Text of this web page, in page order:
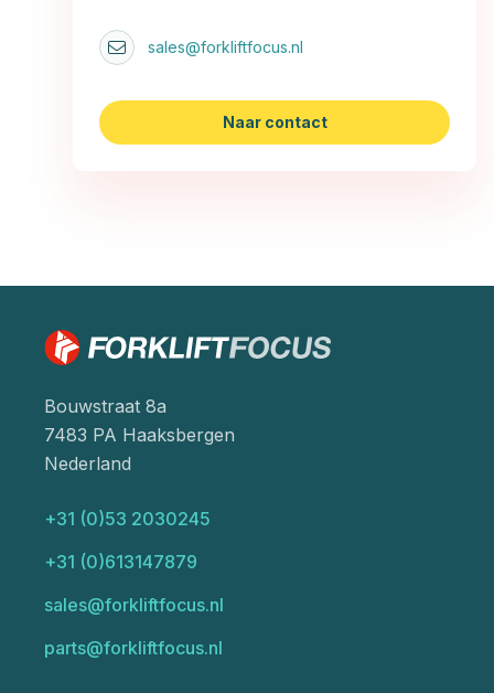
sales@forkliftfocus.nl
Naar contact
Bouwstraat 8a
7483 PA Haaksbergen
Nederland
+31 (0)53 2030245
+31 (0)613147879
sales@forkliftfocus.nl
parts@forkliftfocus.nl